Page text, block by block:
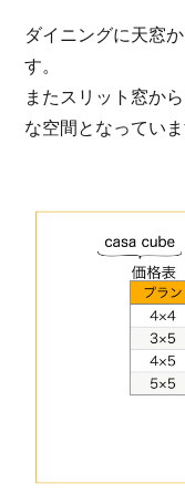
ダイニングに天窓
す。
またスリット窓か
な空間となっていま